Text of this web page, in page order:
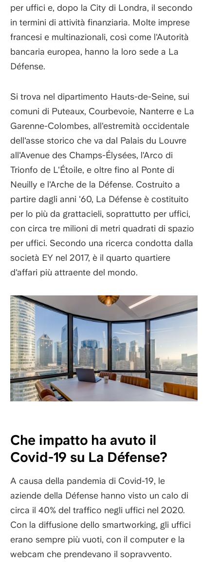
per uffici e, dopo la City di Londra, il secondo
in termini di attività finanziaria. Molte imprese
francesi e multinazionali, così come l'Autorità
bancaria europea, hanno la loro sede a La
Défense.
Si trova nel dipartimento Hauts-de-Seine, sui
comuni di Puteaux, Courbevoie, Nanterre e La
Garenne-Colombes, all'estremità occidentale
dell'asse storico che va dal Palais du Louvre
all'Avenue des Champs-Élysées, l'Arco di
Trionfo de L'Étoile, e oltre fino al Ponte di
Neuilly e l'Arche de la Défense. Costruito a
partire dagli anni '60, La Défense è costituito
per lo più da grattacieli, soprattutto per uffici,
con circa tre milioni di metri quadrati di spazio
per uffici. Secondo una ricerca condotta dalla
società EY nel 2017, è il quarto quartiere
d'affari più attraente del mondo.
Immagine
Che impatto ha avuto il
Covid-19 su La Défense?
A causa della pandemia di Covid-19, le
aziende della Défense hanno visto un calo di
circa il 40% del traffico negli uffici nel 2020.
Con la diffusione dello smartworking, gli uffici
erano sempre più vuoti, con il computer e la
webcam che prendevano il sopravvento.